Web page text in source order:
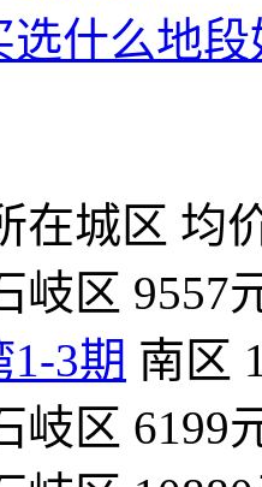
选什么地段
在城区 均
岐区 9557
3期 南区
岐区 6199